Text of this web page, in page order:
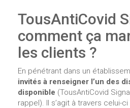
TousAntiCovid
comment ça
les clients ?
En pénétrant dans un
invités à renseigner l’un des
disponible (TousAntiCovid
rappel). Il s’agit à travers celui-